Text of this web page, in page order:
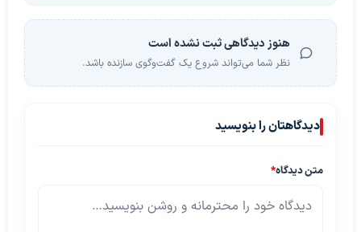
هنوز دیدگاهی ثبت نشده است
نظر شما می‌تواند شروع یک گفت‌وگوی سازنده باشد.
دیدگاهتان را بنویسید
متن دیدگاه*